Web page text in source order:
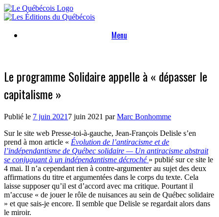
Skip
to
Menu
Le programme Solidaire appelle à « dépasser le
capitalisme »
Publié le 7 juin 2021 7 juin 2021 parMarc Bonhomme
Sur le site web Presse-toi-à-gauche, Jean-François Delisle s’en
prend à mon article « Évolution de l’antiracisme et de
l’indépendantisme de Québec solidaire — Un antiracisme abstrait
se conjuguant à un indépendantisme décroché » publié sur ce site le
4 mai. Il n’a cependant rien à contre-argumenter au sujet des deux
affirmations du titre et argumentées dans le corps du texte. Cela
laisse supposer qu’il est d’accord avec ma critique. Pourtant il
m’accuse « de jouer le rôle de nuisances au sein de Québec solidaire
» et que sais-je encore. Il semble que Delisle se regardait alors dans
le miroir.